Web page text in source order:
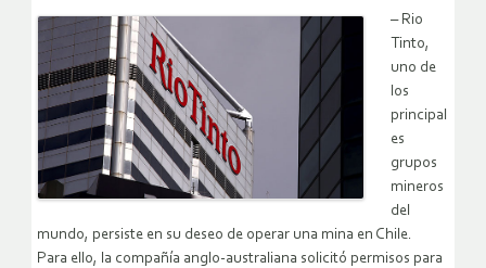
– Rio
Tinto,
uno de
los
principal
es
grupos
mineros
del
mundo, persiste en su deseo de operar una mina en Chile.
Para ello, la compañía anglo-australiana solicitó permisos para